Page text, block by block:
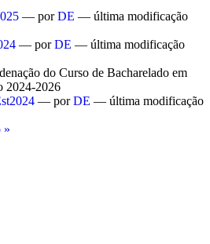
— porDE — última modificação
— porDE — última modificação
do Curso de Bacharelado em
2024-2026
— porDE — última modificação
»